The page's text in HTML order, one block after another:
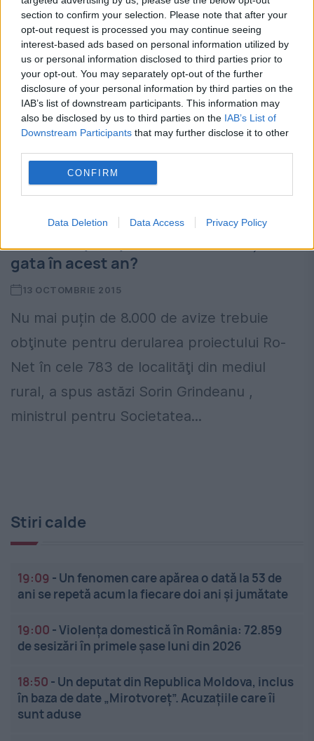
section to confirm your selection. Please note that after your
opt-out request is processed you may continue seeing
interest-based ads based on personal information utilized by
us or personal information disclosed to third parties prior to
your opt-out. You may separately opt-out of the further
disclosure of your personal information by third parties on the
IAB’s list of downstream participants. This information may
also be disclosed by us to third parties on the IAB’s List of
Downstream Participants that may further disclose it to other
CONFIRM
Data Deletion Data Access Privacy Policy
STADIUL proiectului care va conecta la
gata în acest an?
13 OCTOMBRIE 2015
Nu mai puțin de 8.000 de avize trebuie
obţinute pentru derularea proiectului Ro-
Net în cele 783 de localităţi din mediul
rural, a spus astăzi Sorin Grindeanu ,
ministrul pentru Societatea...
Stiri calde
19:09 - Un fenomen care apărea o dată la 53 de
ani se repetă acum la fiecare doi ani și jumătate
19:00 -Violența domestică în România: 72.859
de sesizări în primele șase luni din 2026
18:50 - Un deputat din Republica Moldova, inclus
în baza de date „Mirotvoreț”. Acuzațiile care îi
sunt aduse